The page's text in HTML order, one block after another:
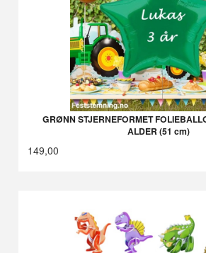
GRØNN STJERNEFORMET
ALDER (51 cm)
149,00